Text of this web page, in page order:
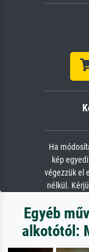
Ha
kép
végezzük el
nélkül.
Egyéb
alkotótól: